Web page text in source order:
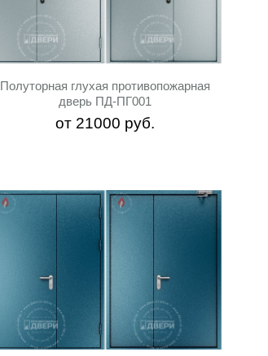
Полуторная глухая противопожарная
дверь ПД-ПГ001
от 21000 руб.